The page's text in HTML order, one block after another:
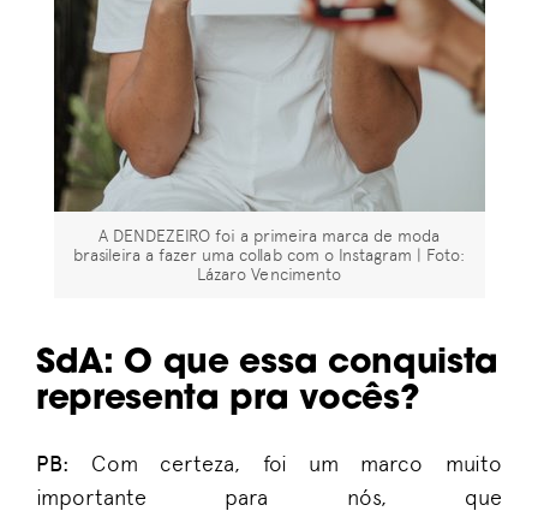
A DENDEZEIRO foi a primeira marca de moda
brasileira a fazer uma collab com o Instagram | Foto:
Lázaro Vencimento
SdA: O que essa conquista
representa pra vocês?
PB: Com certeza, foi um marco muito
importante para nós, que